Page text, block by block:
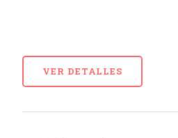
VER DETALLES